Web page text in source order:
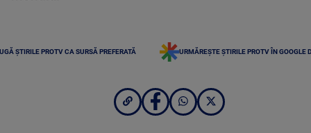
ȘTIRILE PROTV CA SURSĂ PREFERATĂ URMĂREȘTE ȘTIRILE PROTV ÎN GOOGLE